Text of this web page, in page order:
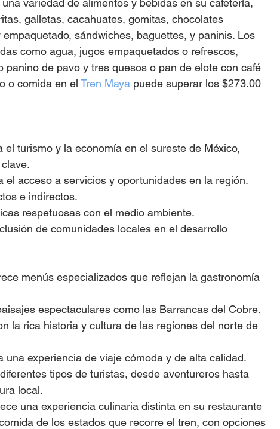
galletas, cacahuates, gomitas, chocolates
sándwiches, baguettes, y paninis. Los
como agua, jugos empaquetados o refrescos,
panino de pavo y tres quesos o pan de elote con café
o comida en el Tren Maya puede superar los $273.00
el turismo y la economía en el sureste de México,
el acceso a servicios y oportunidades en la región.
e indirectos.
respetuosas con el medio ambiente.
de comunidades locales en el desarrollo
menús especializados que reflejan la gastronomía
espectaculares como las Barrancas del Cobre.
la rica historia y cultura de las regiones del norte de
una experiencia de viaje cómoda y de alta calidad.
tipos de turistas, desde aventureros hasta
local.
una experiencia culinaria distinta en su restaurante
de los estados que recorre el tren, con opciones